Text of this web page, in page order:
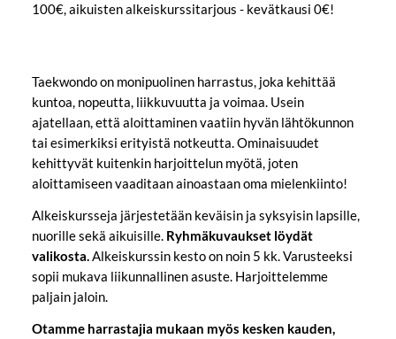
100€, aikuisten alkeiskurssitarjous - kevätkausi 0€!
Taekwondo on monipuolinen harrastus, joka kehittää
kuntoa, nopeutta, liikkuvuutta ja voimaa. Usein
ajatellaan, että aloittaminen vaatiin hyvän lähtökunnon
tai esimerkiksi erityistä notkeutta. Ominaisuudet
kehittyvät kuitenkin harjoittelun myötä, joten
aloittamiseen vaaditaan ainoastaan oma mielenkiinto!
Alkeiskursseja järjestetään keväisin ja syksyisin lapsille,
nuorille sekä aikuisille. Ryhmäkuvaukset löydät
valikosta.Alkeiskurssin kesto on noin 5 kk. Varusteeksi
sopii mukava liikunnallinen asuste. Harjoittelemme
paljain jaloin.
Otamme harrastajia mukaan myös kesken kauden,